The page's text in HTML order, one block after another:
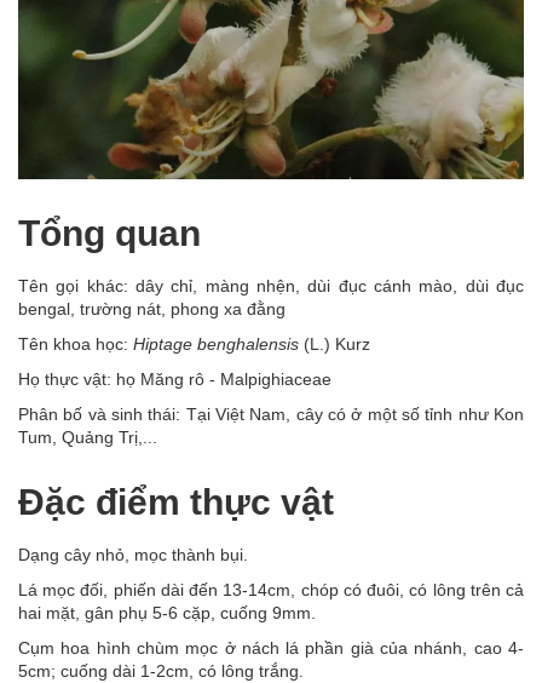
Tổng quan
Tên gọi khác: dây chỉ, màng nhện, dùi đục cánh mào, dùi đục
bengal, trường nát, phong xa đằng
Tên khoa học: Hiptage benghalensis (L.) Kurz
Họ thực vật: họ Măng rô - Malpighiaceae
Phân bố và sinh thái: Tại Việt Nam, cây có ở một số tỉnh như Kon
Tum, Quảng Trị,...
Đặc điểm thực vật
Dạng cây nhỏ, mọc thành bụi.
Lá mọc đối, phiến dài đến 13-14cm, chóp có đuôi, có lông trên cả
hai mặt, gân phụ 5-6 cặp, cuống 9mm.
Cụm hoa hình chùm mọc ở nách lá phần già của nhánh, cao 4-
5cm; cuống dài 1-2cm, có lông trắng.